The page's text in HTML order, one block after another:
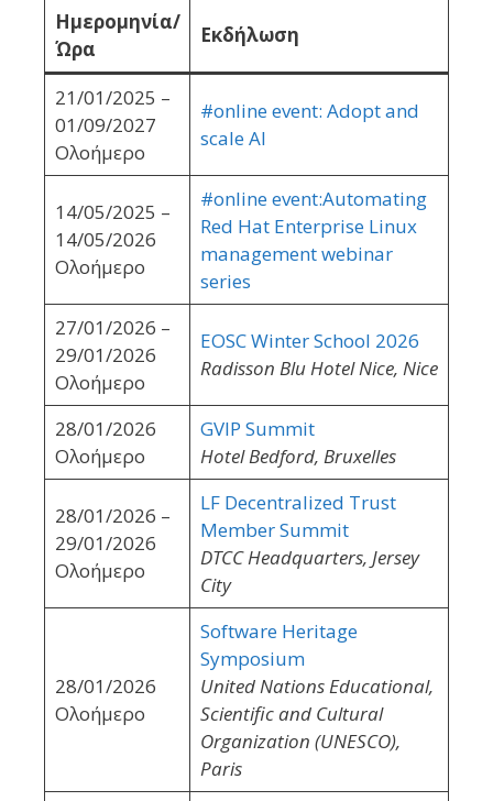
Ημερομηνία/
Ώρα
Εκδήλωση
21/01/2025 –
01/09/2027
Ολοήμερο
#online event: Adopt and
scale AI
14/05/2025 –
14/05/2026
Ολοήμερο
#online event:Automating
Red Hat Enterprise Linux
management webinar
series
27/01/2026 –
29/01/2026
Ολοήμερο
EOSC Winter School 2026
Radisson Blu Hotel Nice, Nice
28/01/2026
Ολοήμερο
GVIP Summit
Hotel Bedford, Bruxelles
28/01/2026 –
29/01/2026
Ολοήμερο
LF Decentralized Trust
Member Summit
DTCC Headquarters, Jersey
City
28/01/2026
Ολοήμερο
Software Heritage
Symposium
United Nations Educational,
Scientific and Cultural
Organization (UNESCO),
Paris